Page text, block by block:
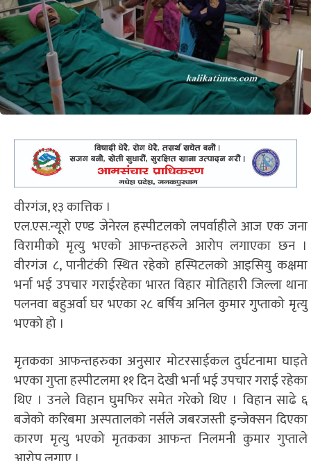
वीरगंज, १३ कात्तिक ।
एल.एस.न्यूरो एण्ड जेनेरल हस्पीटलको लपर्वाहीले आज एक जना
विरामीको मृत्यु भएको आफन्तहरुले आरोप लगाएका छन ।
वीरगंज ८, पानीटंकी स्थित रहेको हस्पिटलको आइसियु कक्षमा
भर्ना भई उपचार गराईरहेका भारत विहार मोतिहारी जिल्ला थाना
पलनवा बहुअर्वा घर भएका २८ बर्षिय अनिल कुमार गुप्ताको मृत्यु
भएको हो ।
मृतकका आफन्तहरुका अनुसार मोटरसाईकल दुर्घटनामा घाइते
भएका गुप्ता हस्पीटलमा ११ दिन देखी भर्ना भई उपचार गराई रहेका
थिए । उनले विहान घुमफिर समेत गरेको थिए । विहान साढे ६
बजेको करिबमा अस्पतालको नर्सले जबरजस्ती इन्जेक्सन दिएका
कारण मृत्यु भएको मृतकका आफन्त निलमनी कुमार गुप्ताले